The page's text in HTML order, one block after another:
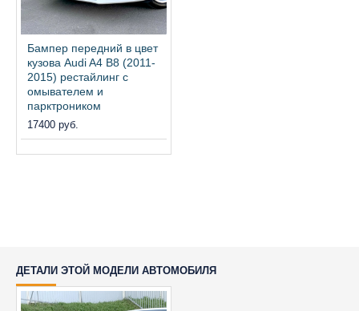
Бампер передний в цвет
кузова Audi A4 B8 (2011-
2015) рестайлинг с
омывателем и
парктроником
17400 руб.
ДЕТАЛИ ЭТОЙ МОДЕЛИ АВТОМОБИЛЯ